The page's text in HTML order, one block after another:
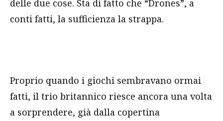
delle due cose. Sta di fatto che “Drones”, a
conti fatti, la sufficienza la strappa.
Proprio quando i giochi sembravano ormai
fatti, il trio britannico riesce ancora una volta
a sorprendere, già dalla copertina